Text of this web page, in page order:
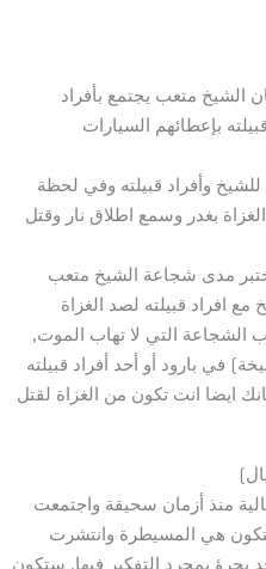
الشيخ متعب يجتمع بأفراد
بإعطائهم السيارات
وأفراد قبيلته وفي لحظة
بغدر وسمع اطلاق نار وقتل
مدى شجاعة الشيخ متعب
افراد قبيلته لصد الغزاة
الشجاعة التي لا تهاب الموت,
في بارود أو أحد أفراد قبيلته
ايضا انت تكون من الغزاة لقتل
منذ أزمان سحيقة واجتمعت
هي المسيطرة وانتشرت
يجرؤ بمجرد التفكير فيها, ستكون